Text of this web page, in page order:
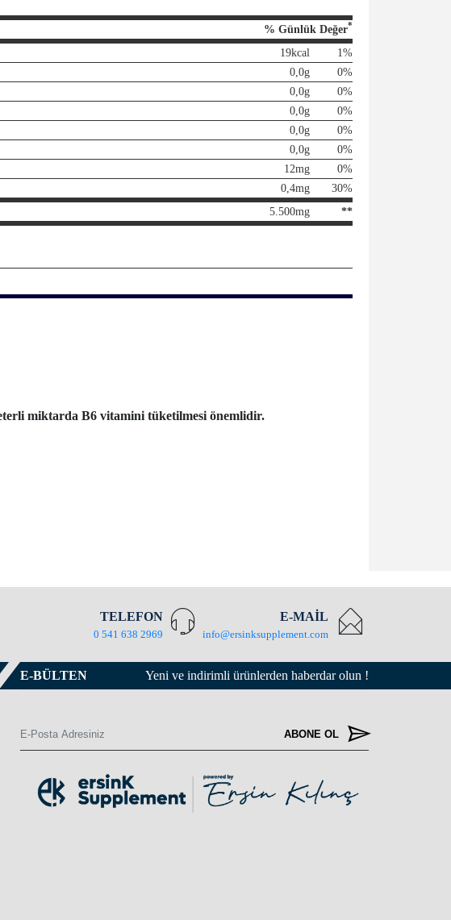
% Günlük Değer*
19kcal 1%
0,0g
0%
0,0g
0%
0,0g
0%
0,0g
0%
0,0g
0%
12mg
0%
0,4mg
30%
5.500mg
**
miktarda B6 vitamini tüketilmesi önemlidir.
E-MAİL
info@ersinksupplement.com
TELEFON
0 541 638 2969
E-BÜLTEN Yeni ve indirimli ürünlerden haberdar olun !
ABONE OL